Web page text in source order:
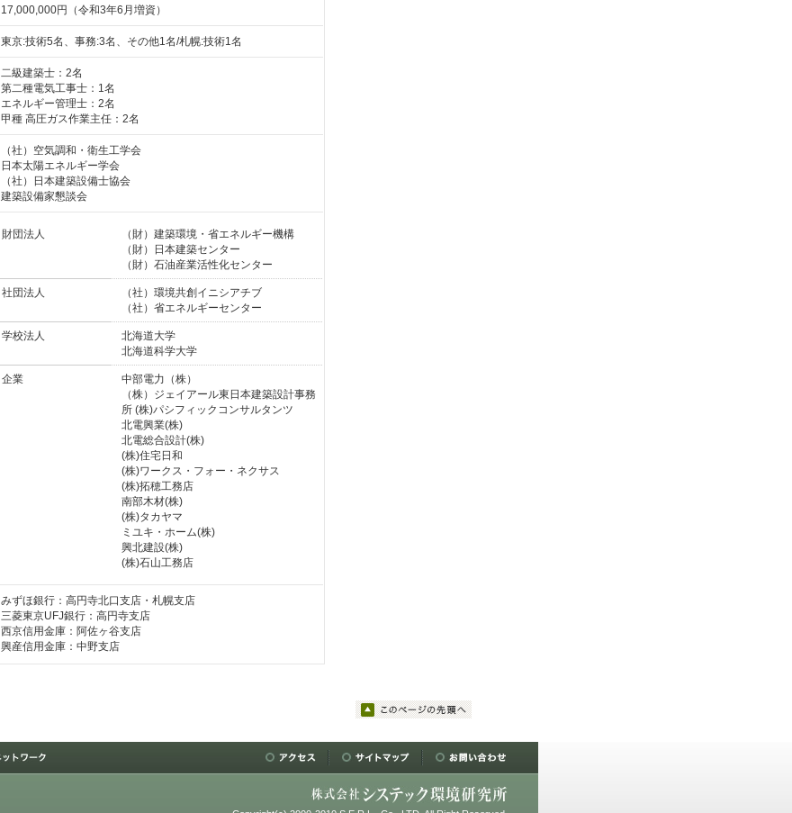
17,000,000円（令和3年6月増資）
東京:技術5名、事務:3名、その他1名/札幌:技術1名
二級建築士：2名
第二種電気工事士：1名
エネルギー管理士：2名
甲種 高圧ガス作業主任：2名
（社）空気調和・衛生工学会
日本太陽エネルギー学会
（社）日本建築設備士協会
建築設備家懇談会
財団法人
（財）建築環境・省エネルギー機構
（財）日本建築センター
（財）石油産業活性化センター
社団法人
（社）環境共創イニシアチブ
（社）省エネルギーセンター
学校法人
北海道大学
北海道科学大学
企業
中部電力（株）
（株）ジェイアール東日本建築設計事務
所 (株)パシフィックコンサルタンツ
北電興業(株)
北電総合設計(株)
(株)住宅日和
(株)ワークス・フォー・ネクサス
(株)拓穂工務店
南部木材(株)
(株)タカヤマ
ミユキ・ホーム(株)
興北建設(株)
(株)石山工務店
みずほ銀行：高円寺北口支店・札幌支店
三菱東京UFJ銀行：高円寺支店
西京信用金庫：阿佐ヶ谷支店
興産信用金庫：中野支店